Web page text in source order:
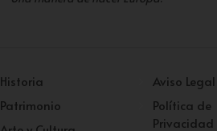
Historia
Patrimonio
Aviso Legal
Política de
Privacidad